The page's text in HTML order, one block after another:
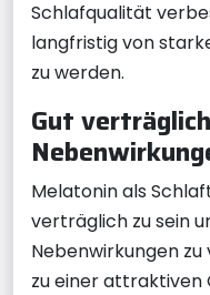
Schlafqualität
langfristig von
zu werden.
Gut
Melatonin als
verträglich zu sein
Nebenwirkungen
zu einer attraktiven